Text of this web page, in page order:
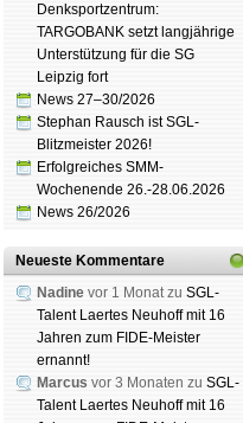
Denksportzentrum:
TARGOBANK setzt langjährige
Unterstützung für die SG
Leipzig fort
News 27–30/2026
Stephan Rausch ist SGL-
Blitzmeister 2026!
Erfolgreiches SMM-
Wochenende 26.-28.06.2026
News 26/2026
Neueste Kommentare
Nadine vor 1 Monat zu SGL-
Talent Laertes Neuhoff mit 16
Jahren zum FIDE-Meister
ernannt!
Marcus vor 3 Monaten zu SGL-
Talent Laertes Neuhoff mit 16